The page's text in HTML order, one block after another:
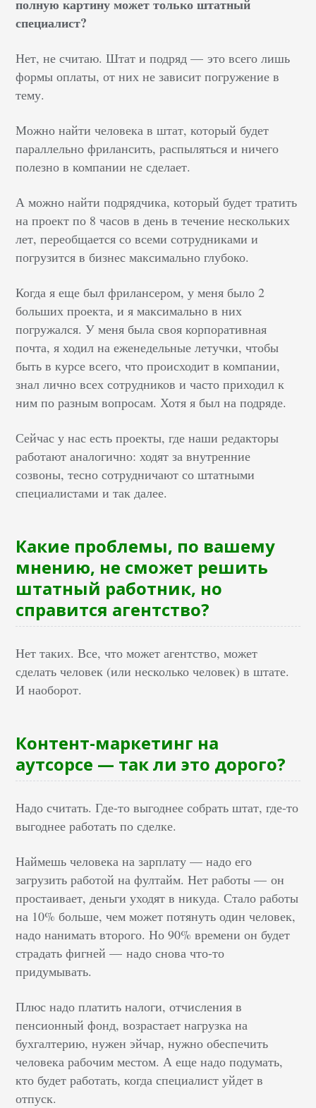
полную картину может только штатный
специалист?
Нет, не считаю. Штат и подряд — это всего лишь
формы оплаты, от них не зависит погружение в
тему.
Можно найти человека в штат, который будет
параллельно фрилансить, распыляться и ничего
полезно в компании не сделает.
А можно найти подрядчика, который будет тратить
на проект по 8 часов в день в течение нескольких
лет, переобщается со всеми сотрудниками и
погрузится в бизнес максимально глубоко.
Когда я еще был фрилансером, у меня было 2
больших проекта, и я максимально в них
погружался. У меня была своя корпоративная
почта, я ходил на еженедельные летучки, чтобы
быть в курсе всего, что происходит в компании,
знал лично всех сотрудников и часто приходил к
ним по разным вопросам. Хотя я был на подряде.
Сейчас у нас есть проекты, где наши редакторы
работают аналогично: ходят за внутренние
созвоны, тесно сотрудничают со штатными
специалистами и так далее.
Какие проблемы, по вашему
мнению, не сможет решить
штатный работник, но
справится агентство?
Нет таких. Все, что может агентство, может
сделать человек (или несколько человек) в штате.
И наоборот.
Контент-маркетинг на
аутсорсе — так ли это дорого?
Надо считать. Где-то выгоднее собрать штат, где-то
выгоднее работать по сделке.
Наймешь человека на зарплату — надо его
загрузить работой на фултайм. Нет работы — он
простаивает, деньги уходят в никуда. Стало работы
на 10% больше, чем может потянуть один человек,
надо нанимать второго. Но 90% времени он будет
страдать фигней — надо снова что-то
придумывать.
Плюс надо платить налоги, отчисления в
пенсионный фонд, возрастает нагрузка на
бухгалтерию, нужен эйчар, нужно обеспечить
человека рабочим местом. А еще надо подумать,
кто будет работать, когда специалист уйдет в
отпуск.